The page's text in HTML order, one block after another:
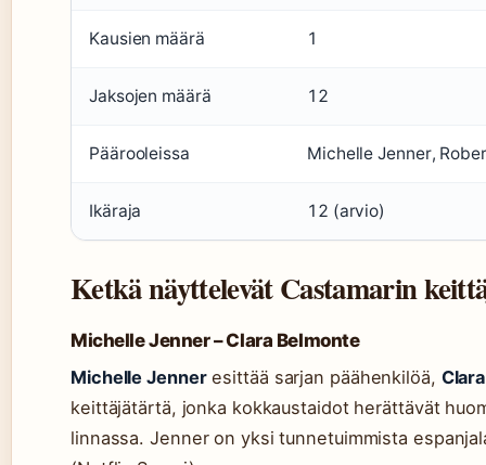
Kausien määrä 1
Jaksojen määrä 12
Päärooleissa Michelle Jenner,
Ikäraja 12 (arvio)
Ketkä näyttelevät Castamarin
Michelle Jenner – Clara Belmonte
Michelle Jenneresittää sarjan päähenkilöä,
keittäjätärtä, jonka kokkaustaidot herättävät
linnassa. Jenner on yksi tunnetuimmista